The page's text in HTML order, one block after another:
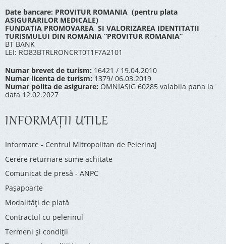
Date bancare: PROVITUR ROMANIA (pentru plata
ASIGURARILOR MEDICALE)
FUNDATIA PROMOVAREA SI VALORIZAREA IDENTITATII
TURISMULUI DIN ROMANIA “PROVITUR ROMANIA”
BT BANK
LEI: RO83BTRLRONCRT0T1F7A2101
Numar brevet de turism: 16421 / 19.04.2010
Numar licenta de turism: 1379/ 06.03.2019
Numar polita de asigurare: OMNIASIG 60285 valabila pana la
data 12.02.2027
INFORMAŢII UTILE
Informare - Centrul Mitropolitan de Pelerinaj
Cerere returnare sume achitate
Comunicat de presă - ANPC
Pașapoarte
Modalități de plată
Contractul cu pelerinul
Termeni și condiții